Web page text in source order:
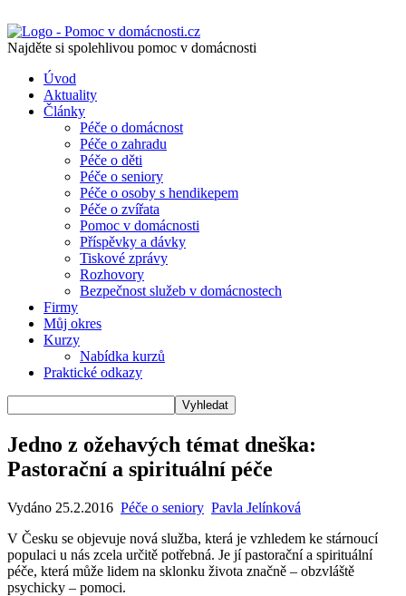
Najděte si spolehlivou pomoc v domácnosti
Úvod
Aktuality
Články
Péče o domácnost
Péče o zahradu
Péče o děti
Péče o seniory
Péče o osoby s hendikepem
Péče o zvířata
Pomoc v domácnosti
Příspěvky a dávky
Tiskové zprávy
Rozhovory
Bezpečnost služeb v domácnostech
Firmy
Můj okres
Kurzy
Nabídka kurzů
Praktické odkazy
Jedno z ožehavých témat dneška:
Pastorační a spirituální péče
Vydáno 25.2.2016 Péče o seniory Pavla Jelínková
V Česku se objevuje nová služba, která je vzhledem ke stárnoucí
populaci u nás zcela určitě potřebná. Je jí pastorační a spirituální
péče, která může lidem na sklonku života značně – obzvláště
psychicky – pomoci.